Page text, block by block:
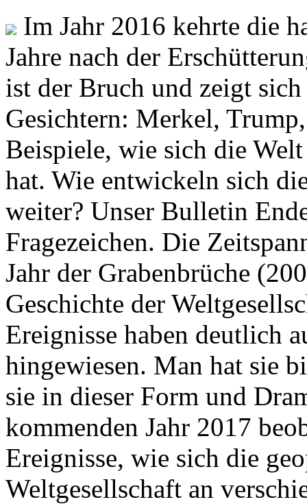
Im Jahr 2016 kehrte die
Jahre nach der
ist der Bruch und zeigt
Gesichtern: Merkel,
Beispiele, wie sich die
hat. Wie entwickeln sich
weiter? Unser Bulletin
Fragezeichen. Die
Jahr der Grabenbrüche
Geschichte der
Ereignisse haben deutlich
hingewiesen. Man hat sie
sie in dieser Form und
kommenden Jahr 2017
Ereignisse, wie sich die
Weltgesellschaft an